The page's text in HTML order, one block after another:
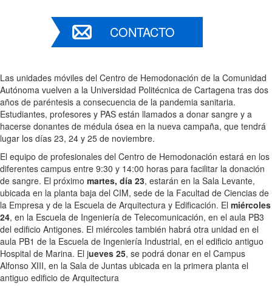
CONTACTO
Las unidades móviles del Centro de Hemodonación de la Comunidad
Autónoma vuelven a la Universidad Politécnica de Cartagena tras dos
años de paréntesis a consecuencia de la pandemia sanitaria.
Estudiantes, profesores y PAS están llamados a donar sangre y a
hacerse donantes de médula ósea en la nueva campaña, que tendrá
lugar los días 23, 24 y 25 de noviembre.
El equipo de profesionales del Centro de Hemodonación estará en los
diferentes campus entre 9:30 y 14:00 horas para facilitar la donación
de sangre. El próximo martes, día 23, estarán en la Sala Levante,
ubicada en la planta baja del CIM, sede de la Facultad de Ciencias de
la Empresa y de la Escuela de Arquitectura y Edificación. El miércoles
24, en la Escuela de Ingeniería de Telecomunicación, en el aula PB3
del edificio Antigones. El miércoles también habrá otra unidad en el
aula PB1 de la Escuela de Ingeniería Industrial, en el edificio antiguo
Hospital de Marina. El jueves 25, se podrá donar en el Campus
Alfonso XIII, en la Sala de Juntas ubicada en la primera planta el
antiguo edificio de Arquitectura